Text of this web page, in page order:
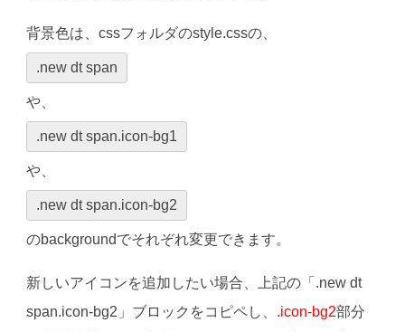
背景色は、cssフォルダのstyle.cssの、
.new dt span
や、
.new dt span.icon-bg1
や、
.new dt span.icon-bg2
のbackgroundでそれぞれ変更できます。
新しいアイコンを追加したい場合、上記の「.new dt
span.icon-bg2」ブロックをコピペし、 .icon-bg2部分